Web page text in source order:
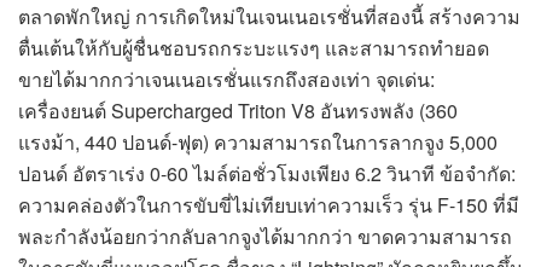
ตลาดพักใหญ่ การเกิดใหม่ในเจนเนอเรชั่นที่สองนี้ สร้างความ
ตื่นเต้นให้กับผู้ชื่นชอบรถกระบะแรงๆ และสามารถทำยอด
ขายได้มากกว่าเจนเนอเรชั่นแรกถึงสองเท่า จุดเด่น:
เครื่องยนต์ Supercharged Triton V8 อันทรงพลัง (360
แรงม้า, 440 ปอนด์-ฟุต) ความสามารถในการลากจูง 5,000
ปอนด์ อัตราเร่ง 0-60 ไมล์ต่อชั่วโมงเพียง 6.2 วินาที ข้อจำกัด:
ความคล่องตัวในการขับขี่ไม่เทียบเท่าความเร็ว รุ่น F-150 ที่มี
พละกำลังน้อยกว่ากลับลากจูงได้มากกว่า ขาดความสามารถ